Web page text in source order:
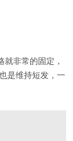
就非常的固定，
是维持短发，一